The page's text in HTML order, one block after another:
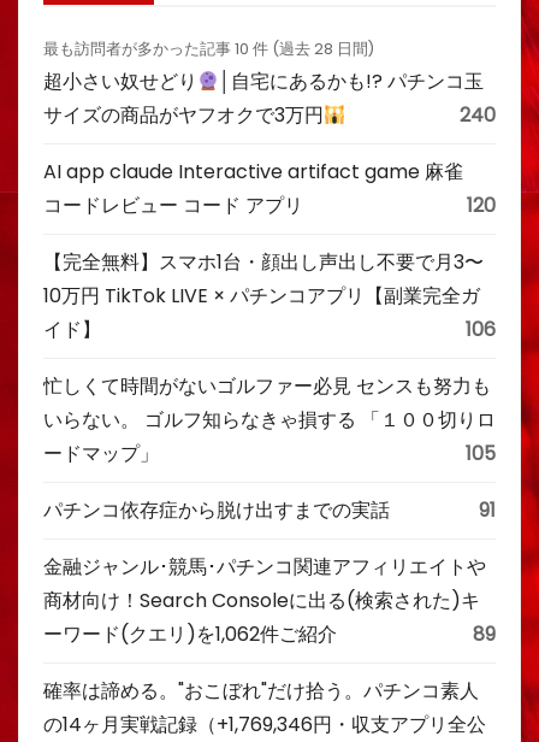
最も訪問者が多かった記事 10 件 (過去 28 日間)
超小さい奴せどり
│自宅にあるかも!? パチンコ玉
サイズの商品がヤフオクで3万円
240
AI app claude Interactive artifact game 麻雀
コードレビュー コード アプリ
120
【完全無料】スマホ1台・顔出し声出し不要で月3〜
10万円 TikTok LIVE × パチンコアプリ【副業完全ガ
イド】
106
忙しくて時間がないゴルファー必見 センスも努力も
いらない。 ゴルフ知らなきゃ損する 「１００切りロ
ードマップ」
105
パチンコ依存症から脱け出すまでの実話 91
金融ジャンル･競馬･パチンコ関連アフィリエイトや
商材向け！Search Consoleに出る(検索された)キ
ーワード(クエリ)を1,062件ご紹介
89
確率は諦める。"おこぼれ"だけ拾う。パチンコ素人
の14ヶ月実戦記録（+1,769,346円・収支アプリ全公